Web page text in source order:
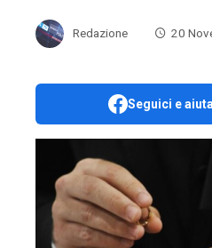
Redazione
20
Seguici e